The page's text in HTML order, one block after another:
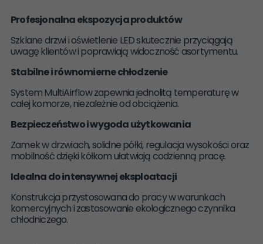
Profesjonalna ekspozycja produktów
Szklane drzwi i oświetlenie LED skutecznie przyciągają
uwagę klientów i poprawiają widoczność asortymentu.
Stabilne i równomierne chłodzenie
System MultiAirflow zapewnia jednolitą temperaturę w
całej komorze, niezależnie od obciążenia.
Bezpieczeństwo i wygoda użytkowania
Zamek w drzwiach, solidne półki, regulacja wysokości oraz
mobilność dzięki kółkom ułatwiają codzienną pracę.
Idealna do intensywnej eksploatacji
Konstrukcja przystosowana do pracy w warunkach
komercyjnych i zastosowanie ekologicznego czynnika
chłodniczego.